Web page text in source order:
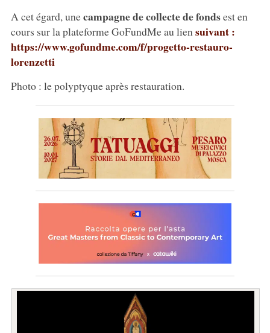
A cet égard, unecampagne de collecte de fondsest en
cours sur la plateforme GoFundMe au lien suivant :
https://www.gofundme.com/f/progetto-restauro-
lorenzetti
Photo : le polyptyque après restauration.